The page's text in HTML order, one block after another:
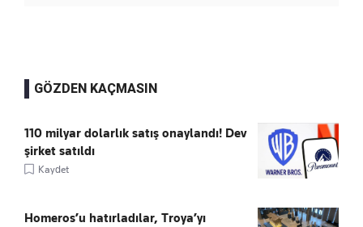
GÖZDEN KAÇMASIN
110 milyar dolarlık satış onaylandı! Dev
şirket satıldı
Kaydet
Homeros’u hatırladılar, Troya’yı